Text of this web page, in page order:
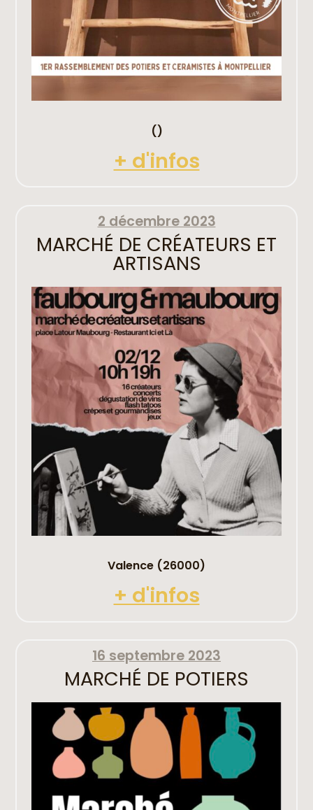
()
+ d'infos
2 décembre 2023
MARCHÉ DE CRÉATEURS ET
ARTISANS
Valence (26000)
+ d'infos
16 septembre 2023
MARCHÉ DE POTIERS